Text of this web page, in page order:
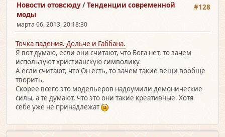
#128
Новости отовсюду/Тенденции современной
моды
марта 06, 2013, 20:18:30
Точка падения. Дольче и Габбана.
Я вот думаю, если они считают, что Бога нет, то зачем
используют христианскую символику.
А если считают, что Он есть, то зачем такие вещи вообще
творить.
Скорее всего это модельеров надоумили демонические
силы, а те думают, что это они такие креативные. Хотя
себе уже не принадлежат